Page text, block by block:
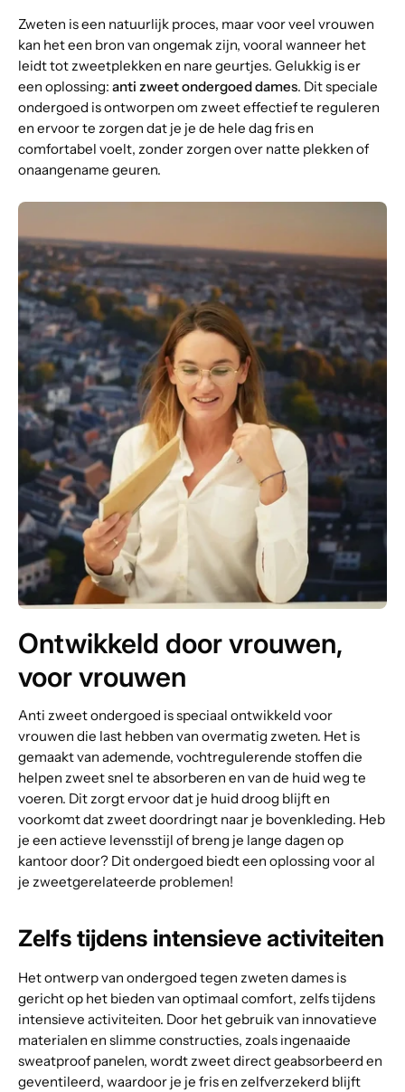
Zweten is een natuurlijk proces, maar voor veel vrouwen
kan het een bron van ongemak zijn, vooral wanneer het
leidt tot zweetplekken en nare geurtjes. Gelukkig is er
een oplossing: anti zweet ondergoed dames. Dit speciale
ondergoed is ontworpen om zweet effectief te reguleren
en ervoor te zorgen dat je je de hele dag fris en
comfortabel voelt, zonder zorgen over natte plekken of
onaangename geuren.
Ontwikkeld door vrouwen,
voor vrouwen
Anti zweet ondergoed is speciaal ontwikkeld voor
vrouwen die last hebben van overmatig zweten. Het is
gemaakt van ademende, vochtregulerende stoffen die
helpen zweet snel te absorberen en van de huid weg te
voeren. Dit zorgt ervoor dat je huid droog blijft en
voorkomt dat zweet doordringt naar je bovenkleding. Heb
je een actieve levensstijl of breng je lange dagen op
kantoor door? Dit ondergoed biedt een oplossing voor al
je zweetgerelateerde problemen!
Zelfs tijdens intensieve activiteiten
Het ontwerp van ondergoed tegen zweten dames is
gericht op het bieden van optimaal comfort, zelfs tijdens
intensieve activiteiten. Door het gebruik van innovatieve
materialen en slimme constructies, zoals ingenaaide
sweatproof panelen, wordt zweet direct geabsorbeerd en
geventileerd, waardoor je je fris en zelfverzekerd blijft